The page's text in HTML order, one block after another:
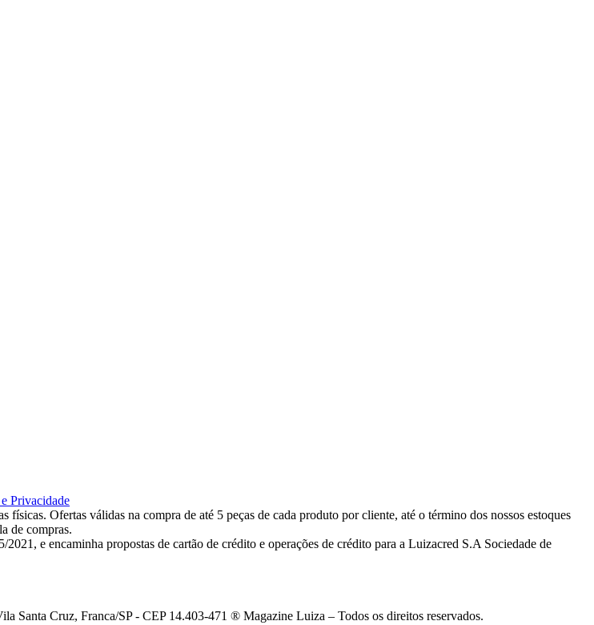
Privacidade
Ofertas válidas na compra de até 5 peças de cada produto por cliente, até o término dos nossos estoques
de compras.
e encaminha propostas de cartão de crédito e operações de crédito para a Luizacred S.A Sociedade de
Cruz, Franca/SP - CEP 14.403-471 ® Magazine Luiza – Todos os direitos reservados.